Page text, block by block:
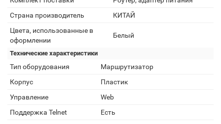
Страна производитель
КИТАЙ
Цвета, использованные в
оформлении
Белый
Технические характеристики
Тип оборудования
Маршрутизатор
Корпус
Пластик
Управление
Web
Поддержка Telnet
Есть